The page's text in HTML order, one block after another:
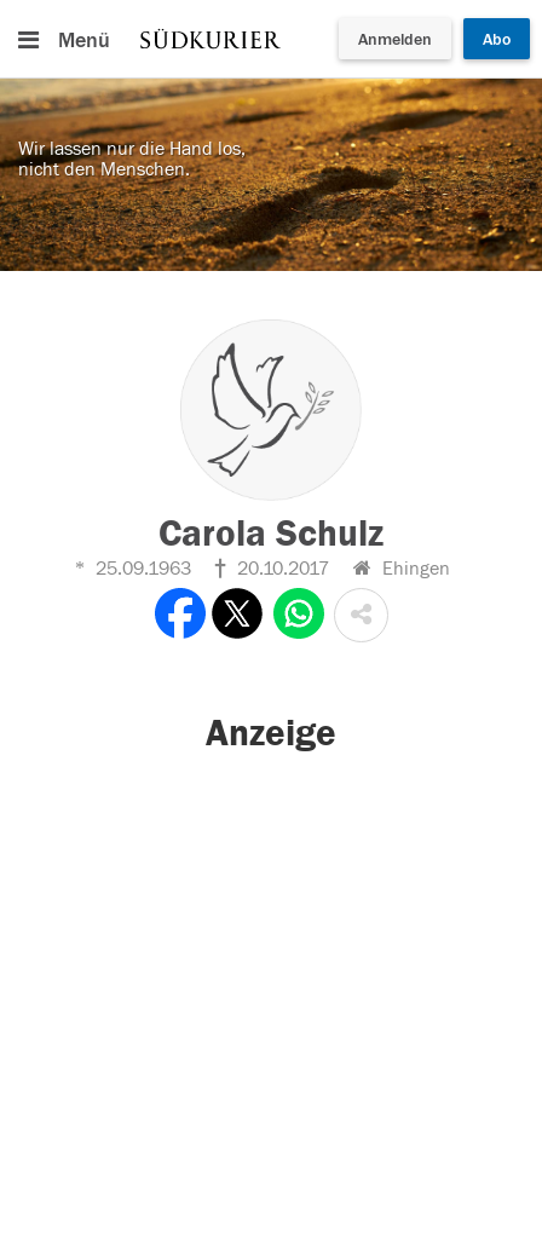
Menü Anmelden Abo
Wir lassen nur die Hand los,
nicht den Menschen.
Carola Schulz
25.09.1963 20.10.2017 Ehingen
Anzeige